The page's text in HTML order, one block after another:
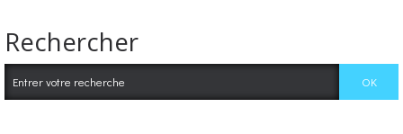
Rechercher